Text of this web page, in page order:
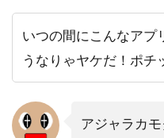
トム・グアリー
トム・サンダース
トム・シャドヤック
トム・ノーブル
いつの間にこんなアプ
うなりゃヤケだ！ポチ
アジャラカ